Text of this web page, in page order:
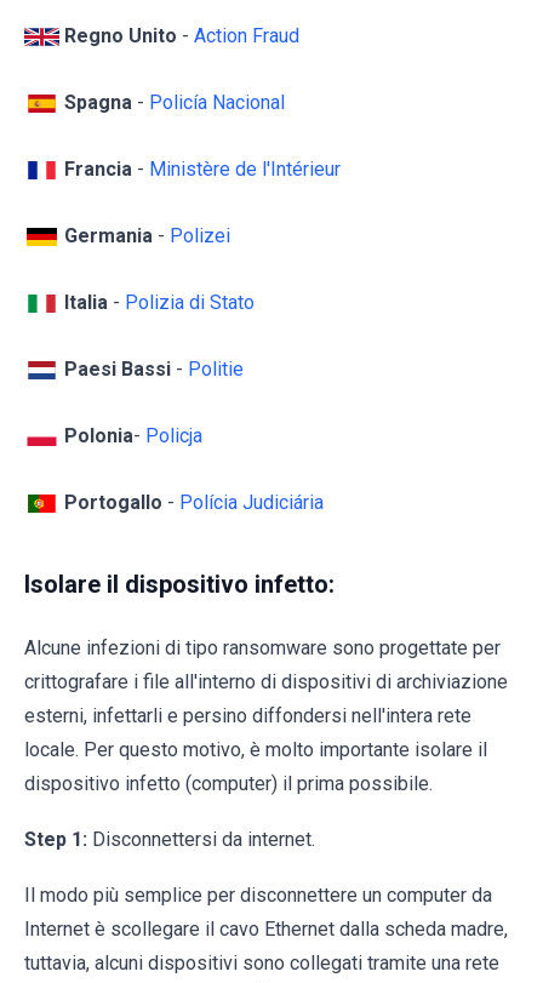
Regno Unito - Action Fraud
Spagna - Policía Nacional
Francia - Ministère de l'Intérieur
Germania - Polizei
Italia - Polizia di Stato
Paesi Bassi - Politie
Polonia- Policja
Portogallo - Polícia Judiciária
Isolare il dispositivo infetto:
Alcune infezioni di tipo ransomware sono progettate per
crittografare i file all'interno di dispositivi di archiviazione
esterni, infettarli e persino diffondersi nell'intera rete
locale. Per questo motivo, è molto importante isolare il
dispositivo infetto (computer) il prima possibile.
Step 1: Disconnettersi da internet.
Il modo più semplice per disconnettere un computer da
Internet è scollegare il cavo Ethernet dalla scheda madre,
tuttavia, alcuni dispositivi sono collegati tramite una rete